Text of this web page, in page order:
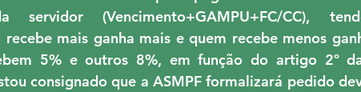
servidor (Vencimento+GAMPU+FC/CC),
mais ganha mais e quem recebe menos
5% e outros 8%, em função do artigo 2º
consignado que a ASMPF formalizará pedido